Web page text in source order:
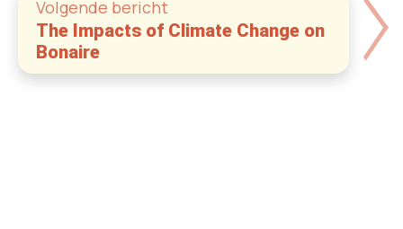
Volgende bericht
The Impacts of Climate Change on
Bonaire